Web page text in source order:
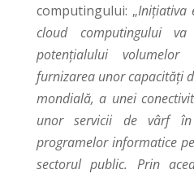
computingului: „Inițiativa
cloud computingului
potențialului
furnizarea unor capacități
mondială, a unei
unor servicii de vârf
programelor informatice
sectorul public. Prin